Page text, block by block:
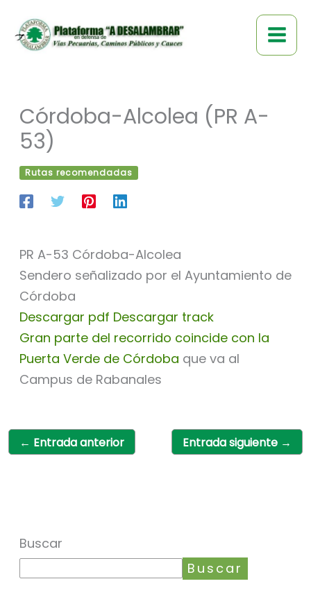
contenido
Córdoba-Alcolea (PR A-
53)
Rutas recomendadas
PR A-53 Córdoba-Alcolea
Sendero señalizado por el Ayuntamiento de
Córdoba
Descargar pdf Descargar track
Gran parte del recorrido coincide con la
Puerta Verde de Córdoba que va al
Campus de Rabanales
← Entrada anterior Entrada siguiente →
Buscar
Buscar